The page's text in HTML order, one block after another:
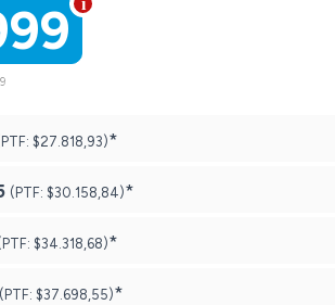
$27.818,93)*
(PTF: $30.158,84)*
$34.318,68)*
(PTF: $37.698,55)*